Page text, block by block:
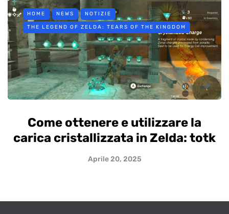
HOME NEWS NOTIZIE
THE LEGEND OF ZELDA: TEARS OF THE KINGDOM
Come ottenere e utilizzare la
carica cristallizzata in Zelda: totk
Aprile 20, 2025